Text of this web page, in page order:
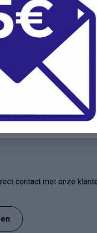
contact met onze